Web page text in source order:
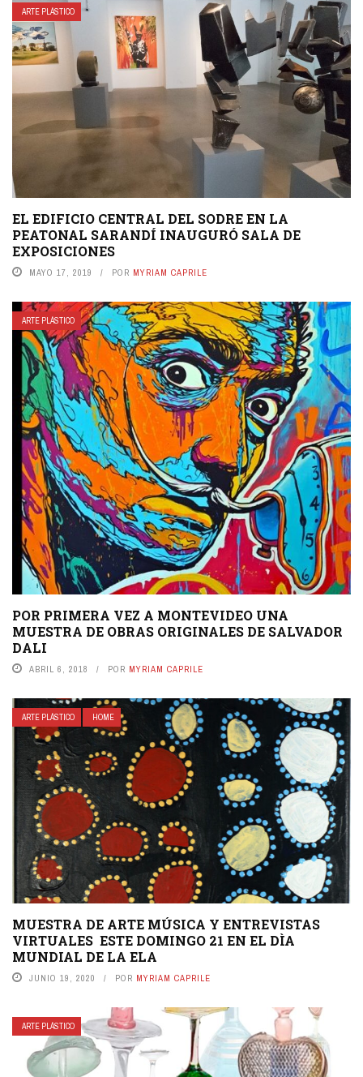
ARTE PLÁSTICO
EL EDIFICIO CENTRAL DEL SODRE EN LA
PEATONAL SARANDÍ INAUGURÓ SALA DE
EXPOSICIONES
MAYO 17, 2019 POR MYRIAM CAPRILE
ARTE PLÁSTICO
POR PRIMERA VEZ A MONTEVIDEO UNA
MUESTRA DE OBRAS ORIGINALES DE SALVADOR
DALI
ABRIL 6, 2018 POR MYRIAM CAPRILE
ARTE PLÁSTICO HOME
MUESTRA DE ARTE MÚSICA Y ENTREVISTAS
VIRTUALES ESTE DOMINGO 21 EN EL DÌA
MUNDIAL DE LA ELA
JUNIO 19, 2020 POR MYRIAM CAPRILE
ARTE PLÁSTICO